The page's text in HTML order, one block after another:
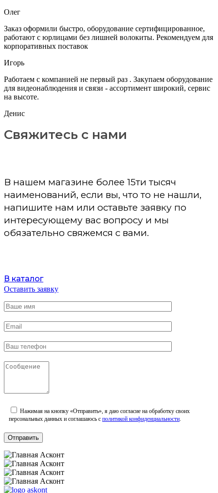
Олег
Заказ оформили быстро, оборудование сертифицированное,
работают с юрлицами без лишней волокиты. Рекомендуем для
корпоративных поставок
Игорь
Работаем с компанией не первый раз . Закупаем оборудование
для видеонаблюдения и связи - ассортимент широкий, сервис
на высоте.
Денис
Свяжитесь с нами
В нашем магазине более 15ти тысяч
наименований, если вы, что то не нашли,
напишите нам или оставьте заявку по
интересующему вас вопросу и мы
обязательно свяжемся с вами.
В каталог
Оставить заявку
Нажимая на кнопку «Отправить», я даю согласие на обработку своих
персональных данных и соглашаюсь с политикой конфиденциальности